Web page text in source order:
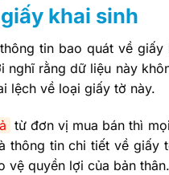
nhiệt tình
nhiều khuyến mãi
giấy khai sinh giả
lượng là gì?
Cấp Uy Tín 365 như thế nào?
khai sinh
tin bao quát về giấy
nghĩ rằng dữ liệu này
lệch về loại giấy tờ này.
từ đơn vị mua bán thì
tin chi tiết về giấy
vệ quyền lợi của bản thân.